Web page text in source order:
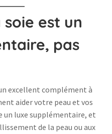
est un
pas
excellent complément à
aider votre peau et vos
un luxe supplémentaire, et
de la peau ou aux